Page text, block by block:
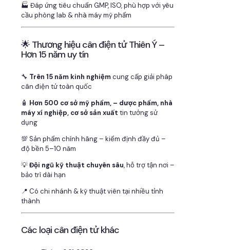
🏭 Đáp ứng tiêu chuẩn GMP, ISO, phù hợp với yêu
cầu phòng lab & nhà máy mỹ phẩm
🌟 Thương hiệu cân điện tử Thiên Ý –
Hơn 15 năm uy tín
🔧 Trên 15 năm kinh nghiệmcung cấp giải pháp
cân điện tử toàn quốc
🧴 Hơn 500 cơ sở mỹ phẩm, – dược phẩm, nhà
máy xí nghiệp, cơ sở sản xuất tin tưởng sử
dụng
💯 Sản phẩm chính hãng – kiểm định đầy đủ –
độ bền 5–10 năm
💡Đội ngũ kỹ thuật chuyên sâu, hỗ trợ tận nơi –
bảo trì dài hạn
📍 Có chi nhánh & kỹ thuật viên tại nhiều tỉnh
thành
Các loại cân điện tử khác